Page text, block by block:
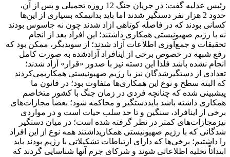
رئیس عدلیه گفت: در جریان جنگ 12 روزه تحمیلی و پس از آن،
حدود 2 هزار نفر دستگیر شدند اما باید بدانیمکه بسیاری از این‌ها
کسانی بودند که در فاصله کوتاهی ازاد شدند چون نه جاسوس بودند
نه با رژیم صهیونیستی همکاری داشتند؛ این افراد بعد از انجام
تحقیقات و جمع‌آوری اطلاعات آزاد شدند؛ از سویدیگر، ممکن بود که
رفع شبهه در خصوص برخی از اینافراد آزادشده به صورت کامل
انجام نشده باشد فلذا این دسته نیز با صدور «قرار» آزاد شدند؛
تعدادی از دستگیرشدگان نیز با رژیم صهیونیستی همکاریمی‌کردند
که البته سطح و نوع این همکاری‌ها متفاوت بود؛ در قانون ما
پیشبینی شده که چنانچه فردی در زمان جنگ با کشور متخاصم
همکاری داشته باشد بایددستگیر و محاکمه شود؛ بعضاً مجازات‌های
برخی از اینافراد، سنگین و تا حد سلب حیات است و در مواردی
نیزمجازات‌های کمتر در نظر گرفته شده است؛ در میان دستگیر
شدگانی که با رژیم صهیونیستی همکاریداشتند همه نوع از این افراد
را داشتیم؛ برخی‌ها که دارای ارتباطات تشکیلاتی با رژیم بودند باید
ابتدائاً تخلیه اطلاعاتی شوند و شرکای جرم آنها شناسایی گردند که